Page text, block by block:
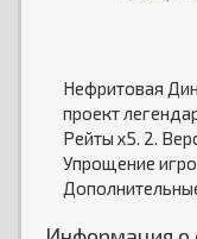
Нефритовая
проект
Рейты х5. 2.
Упрощение